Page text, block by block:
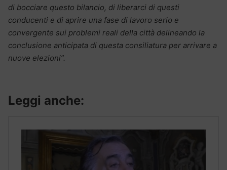
di bocciare questo bilancio, di liberarci di questi
conducenti e di aprire una fase di lavoro serio e
convergente sui problemi reali della città delineando la
conclusione anticipata di questa consiliatura per arrivare a
nuove elezioni”.
Leggi anche: